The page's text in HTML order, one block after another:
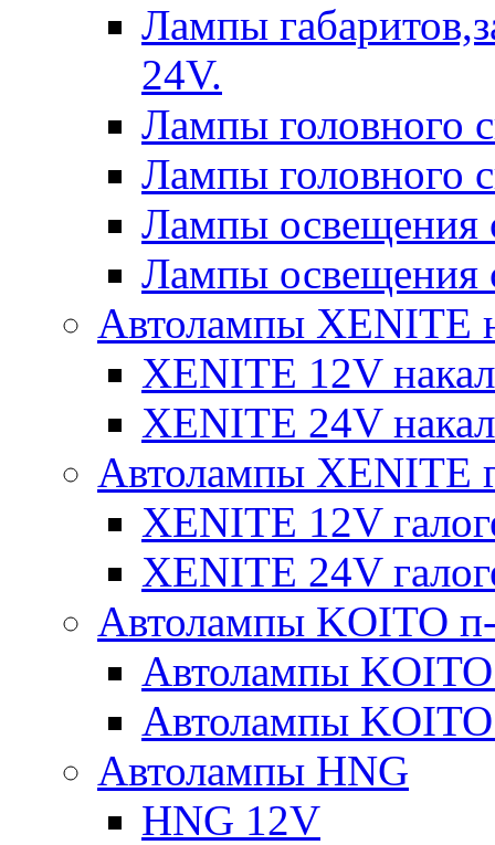
Лампы
24V.
Лампы головного
Лампы головного
Лампы освещения
Лампы освещения
Автолампы XENITE
XENITE 12V
XENITE 24V
Автолампы XENITE
XENITE 12V
XENITE 24V
Автолампы KOITO
Автолампы
Автолампы
Автолампы HNG
HNG 12V